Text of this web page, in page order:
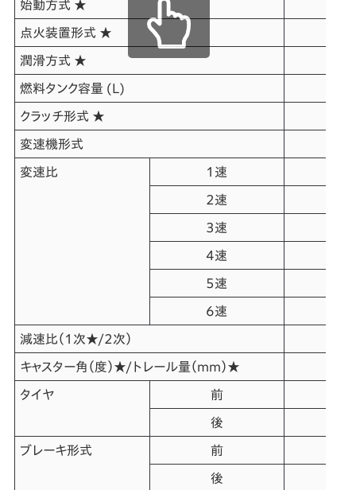
始動方式 ★
点火装置形式 ★
潤滑方式 ★
燃料タンク容量 (L)
クラッチ形式 ★
変速機形式
変速比 1速
2速
3速
4速
5速
6速
減速比（1次★/2次）
キャスター角（度）★/トレール量（mm）★
タイヤ 前
後
ブレーキ形式 前
後